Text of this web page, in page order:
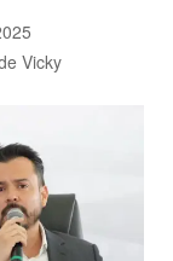
Vicky